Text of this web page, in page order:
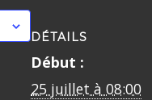
DÉTAILS
Début :
25 juillet à 08:00